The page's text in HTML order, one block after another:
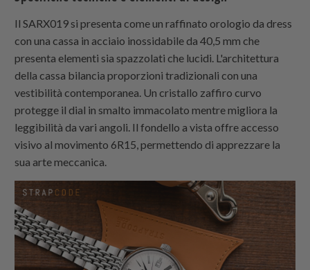
Il SARX019 si presenta come un raffinato orologio da dress
con una cassa in acciaio inossidabile da 40,5 mm che
presenta elementi sia spazzolati che lucidi. L'architettura
della cassa bilancia proporzioni tradizionali con una
vestibilità contemporanea. Un cristallo zaffiro curvo
protegge il dial in smalto immacolato mentre migliora la
leggibilità da vari angoli. Il fondello a vista offre accesso
visivo al movimento 6R15, permettendo di apprezzare la
sua arte meccanica.